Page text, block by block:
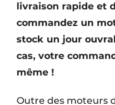
Géotextiles
Infrastructures
Protection solaire
Rénovation
livraison rapide et
commandez un
stock un jour
cas, votre
même !
Outre des moteurs